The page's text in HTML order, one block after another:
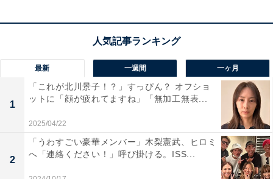
最新 一週間 一ヶ月
1
「これが北川景子！？」すっぴん？ オフショ
ットに「顔が疲れてますね」「無加工無表...
2025/04/22
2
「うわすごい豪華メンバー」木梨憲武、ヒロミ
へ「連絡ください！」呼び掛ける。ISS...